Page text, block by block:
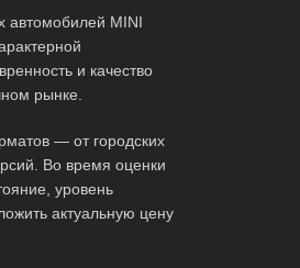
автомобилей MINI
и качество
рынке.
— от городских
Во время оценки
уровень
актуальную цену